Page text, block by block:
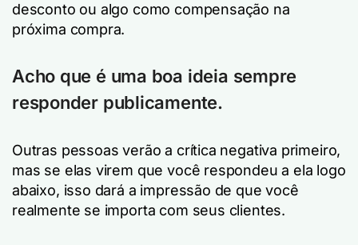
desconto ou algo como compensação na
próxima compra.
Acho que é uma boa ideia sempre
responder publicamente.
Outras pessoas verão a crítica negativa primeiro,
mas se elas virem que você respondeu a ela logo
abaixo, isso dará a impressão de que você
realmente se importa com seus clientes.